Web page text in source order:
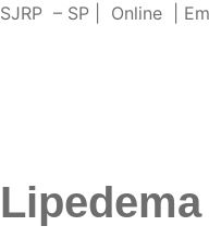
SJRP – SP | Online |